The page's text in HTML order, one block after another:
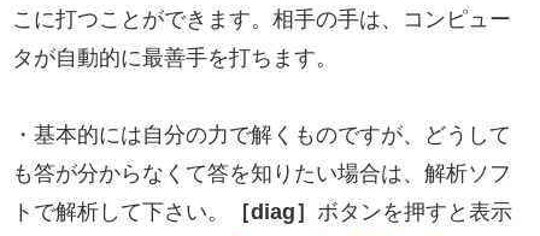
こに打つことができます。相手の手は、コンピュー
タが自動的に最善手を打ちます。
・基本的には自分の力で解くものですが、どうして
も答が分からなくて答を知りたい場合は、解析ソフ
トで解析して下さい。
［diag］ ボタンを押すと表示